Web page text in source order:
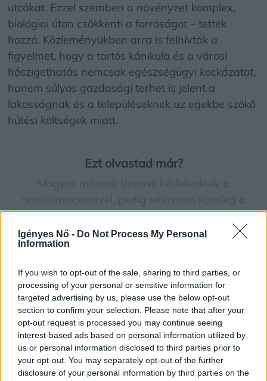
Igényes Nő - Do Not Process My Personal
Information
If you wish to opt-out of the sale, sharing to third parties, or
processing of your personal or sensitive information for
targeted advertising by us, please use the below opt-out
section to confirm your selection. Please note that after your
opt-out request is processed you may continue seeing
interest-based ads based on personal information utilized by
us or personal information disclosed to third parties prior to
your opt-out. You may separately opt-out of the further
disclosure of your personal information by third parties on the
utcákat. Ezzel szemben a növényzet komplex,
biológiai úton csökkenti a forróságot – tették
hozzá. Közleményükben arra is felhívták a
figyelmet, hogy a tartós kánikula és a városi
hőszigethatás nemcsak egészségügyi kockázatot,
hanem súlyos gazdasági terhet is jelent a
lakosságnak és a településeknek az egekbe szökő
hűtési költségek miatt.
Ezt olvastad már?
határidő
A káosz ára: 4 mindennapi rendszerezési hiba,
Arra is kitértek, hogy ezzel szemben a tudatosan
tervezett zöld infrastruktúra a leghatékonyabban
megtérülő befektetés a klímaválsággal szemben.
Ahhoz, hogy városaink hosszú távon élhetőek